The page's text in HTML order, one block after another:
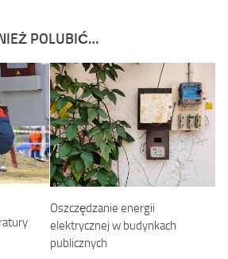
POLUBIĆ…
Oszczędzanie energii
elektrycznej w budynkach
publicznych